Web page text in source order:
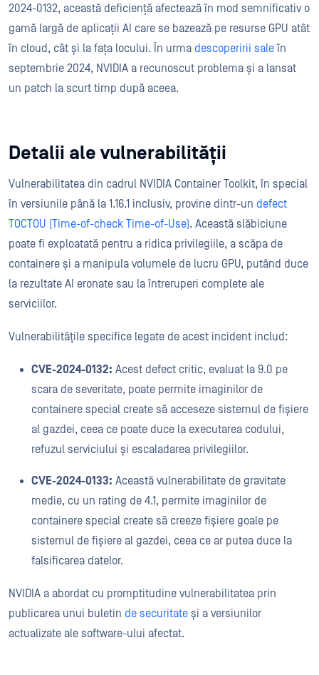
2024-0132, această deficiență afectează în mod semnificativ o
gamă largă de aplicații AI care se bazează pe resurse GPU atât
în cloud, cât și la fața locului. În urma descoperirii saleîn
septembrie 2024, NVIDIA a recunoscut problema și a lansat
un patch la scurt timp după aceea.
Detalii ale vulnerabilității
Vulnerabilitatea din cadrul NVIDIA Container Toolkit, în special
în versiunile până la 1.16.1 inclusiv, provine dintr-un defect
TOCTOU (Time-of-check Time-of-Use). Această slăbiciune
poate fi exploatată pentru a ridica privilegiile, a scăpa de
containere și a manipula volumele de lucru GPU, putând duce
la rezultate AI eronate sau la întreruperi complete ale
serviciilor.
Vulnerabilitățile specifice legate de acest incident includ:
CVE-2024-0132: Acest defect critic, evaluat la 9.0 pe
scara de severitate, poate permite imaginilor de
containere special create să acceseze sistemul de fișiere
al gazdei, ceea ce poate duce la executarea codului,
refuzul serviciului și escaladarea privilegiilor.
CVE-2024-0133: Această vulnerabilitate de gravitate
medie, cu un rating de 4.1, permite imaginilor de
containere special create să creeze fișiere goale pe
sistemul de fișiere al gazdei, ceea ce ar putea duce la
falsificarea datelor.
NVIDIA a abordat cu promptitudine vulnerabilitatea prin
publicarea unui buletin de securitate și a versiunilor
actualizate ale software-ului afectat.